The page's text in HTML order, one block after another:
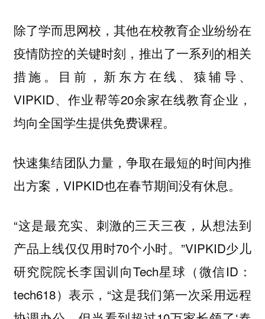
除了学而思网校，其他在校教育企业纷纷在
疫情防控的关键时刻，推出了一系列的相关
措施。目前，新东方在线、猿辅导、
VIPKID、作业帮等20余家在线教育企业，
均向全国学生提供免费课程。
快速集结团队力量，争取在最短的时间内推
出方案，VIPKID也在春节期间没有休息。
“这是最充实、刺激的三天三夜，从想法到
产品上线仅仅用时70个小时。”VIPKID少儿
研究院院长李国训向Tech星球（微信ID：
tech618）表示，“这是我们第一次采用远程